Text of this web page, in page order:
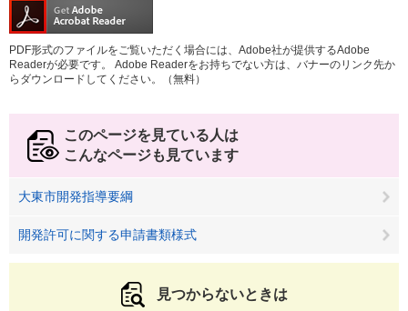
PDF形式のファイルをご覧いただく場合には、Adobe社が提供するAdobe
Readerが必要です。
Adobe Readerをお持ちでない方は、バナーのリンク先か
らダウンロードしてください。（無料）
このページを見ている人は
こんなページも見ています
大東市開発指導要綱
開発許可に関する申請書類様式
見つからないときは